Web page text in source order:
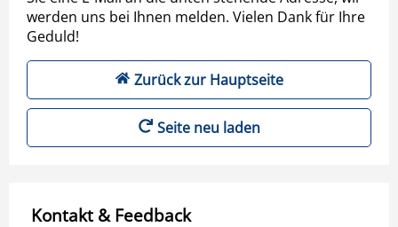
werden uns bei Ihnen melden. Vielen Dank für Ihre
Geduld!
Zurück zur Hauptseite
Seite neu laden
Kontakt & Feedback